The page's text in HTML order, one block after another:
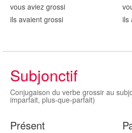
vous aviez grossi
ils avaient grossi
ils
Subjonctif
Conjugaison du verbe grossir au
imparfait, plus-que-parfait)
Présent